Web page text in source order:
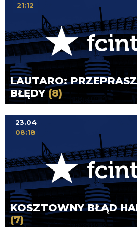
LAUTARO:
BŁĘDY(8)
21:12
KOSZTOWNY BŁĄD
(7)
23.04
08:18